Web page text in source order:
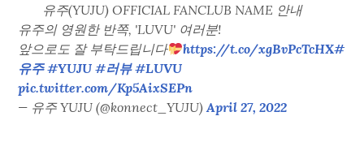
유주(YUJU) OFFICIAL FANCLUB NAME 안내
유주의 영원한 반쪽, 'LUVU' 여러분!
앞으로도 잘 부탁드립니다
https://t.co/xgBvPcTcHX#
유주 #YUJU #러뷰 #LUVU
pic.twitter.com/Kp5AixSEPn
— 유주 YUJU (@konnect_YUJU)April 27, 2022